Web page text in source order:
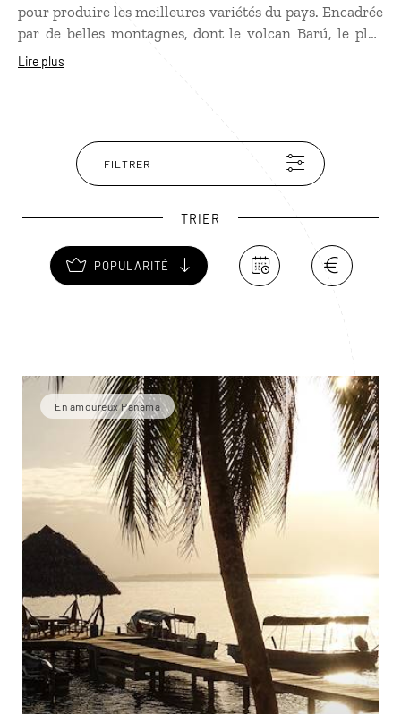
pour produire les meilleures variétés du pays. Encadrée
par de belles montagnes, dont le volcan Barú, le plus
haut sommet du Panama, à 3 475 m d’altitude, Boquete
fortunés, qui viennent s’y installer en nombre.
Lire plus
FILTRER
TRIER
POPULARITÉ
En amoureux Panama